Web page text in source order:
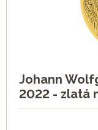
Johann
2022 - zlatá